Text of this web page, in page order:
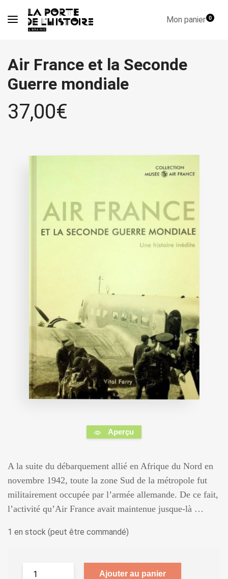
Mon panier0
Air France et la Seconde
Guerre mondiale
37,00€
Aperçu
A la suite du débarquement allié en Afrique du Nord en
novembre 1942, toute la zone Sud de la métropole fut
militairement occupée par l’armée allemande. De ce fait,
l’activité qu’Air France avait maintenue jusque-là …
1 en stock (peut être commandé)
Ajouter au panier